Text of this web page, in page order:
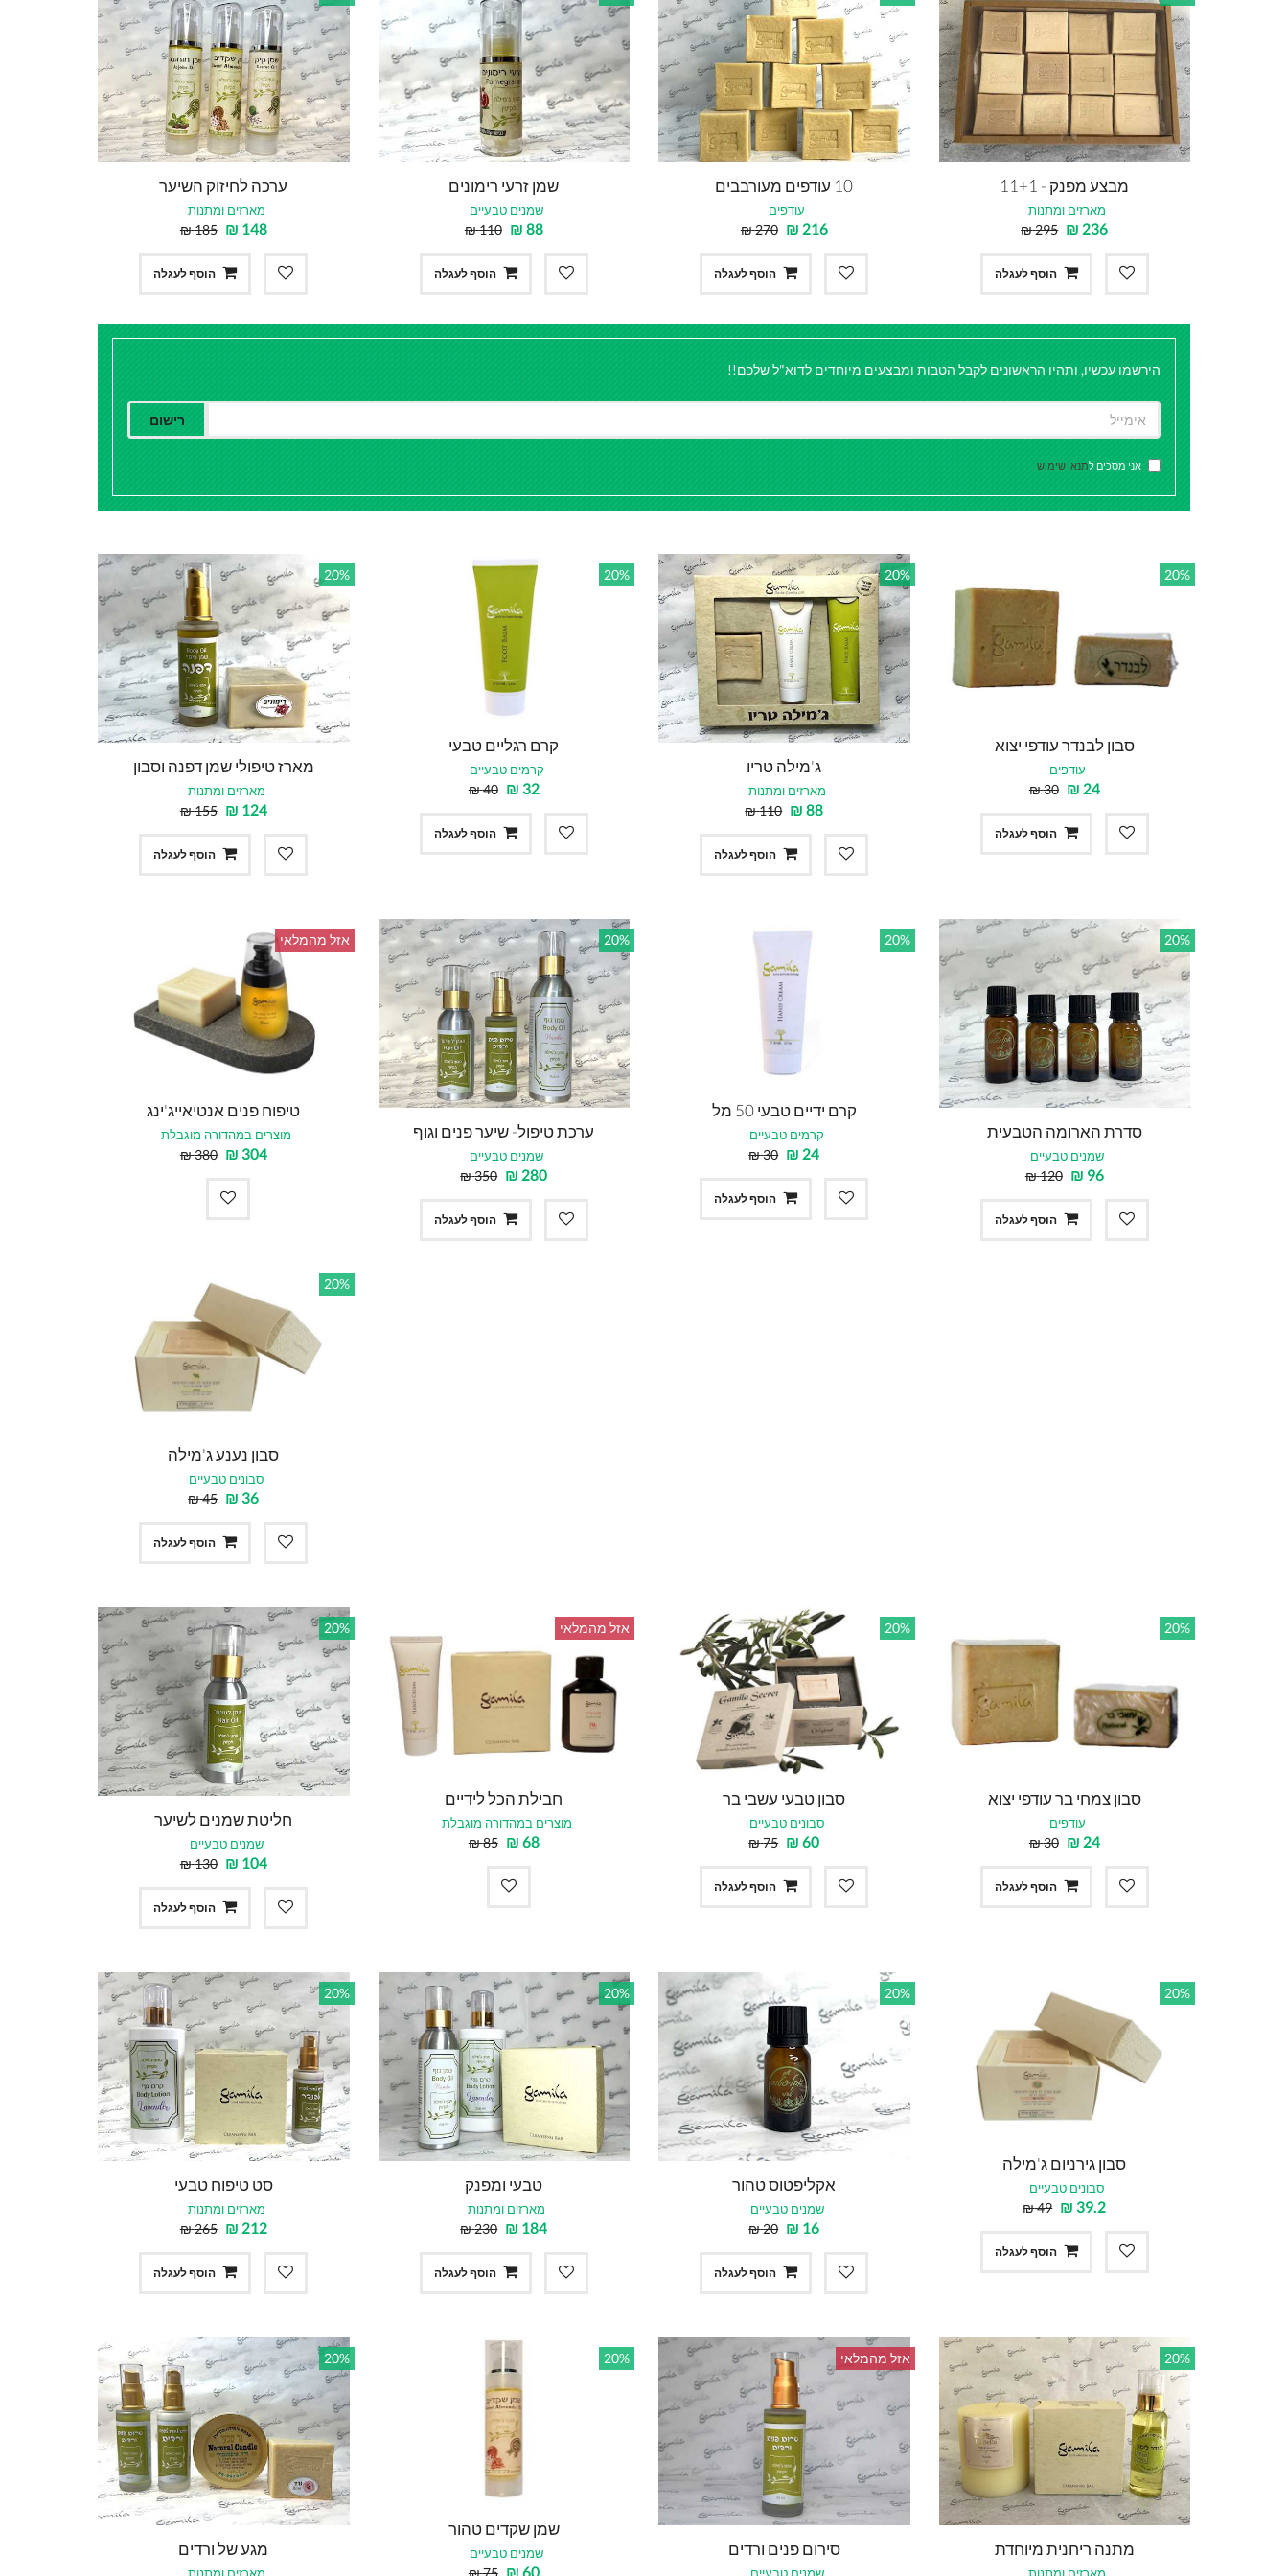
מבצע מפנק - 11+1
מארזים ומתנות
236
₪
295
₪
הוסף לעגלה
10 עודפים מעורבבים
עודפים
216
₪
270
₪
הוסף לעגלה
שמן זרעי רימונים
שמנים טבעיים
88
₪
110
₪
הוסף לעגלה
ערכה לחיזוק השיער
מארזים ומתנות
148
₪
185
₪
הוסף לעגלה
הירשמו עכשיו, ותהיו הראשונים לקבל הטבות ומבצעים מיוחדים לדוא"ל שלכם!!
רישום
אני מסכים לתנאי שימוש
20%
סבון לבנדר עודפי יצוא
עודפים
24
₪
30
₪
הוסף לעגלה
20%
ג'מילה טריו
מארזים ומתנות
88
₪
110
₪
הוסף לעגלה
20%
קרם רגליים טבעי
קרמים טבעיים
32
₪
40
₪
הוסף לעגלה
20%
מארז טיפולי שמן דפנה וסבון
מארזים ומתנות
124
₪
155
₪
הוסף לעגלה
20%
סדרת הארומה הטבעית
שמנים טבעיים
96
₪
120
₪
הוסף לעגלה
20%
קרם ידיים טבעי 50 מל
קרמים טבעיים
24
₪
30
₪
הוסף לעגלה
20%
ערכת טיפול- שיער פנים וגוף
שמנים טבעיים
280
₪
350
₪
הוסף לעגלה
אזל מהמלאי
טיפוח פנים אנטיאייג'ינג
מוצרים במהדורה מוגבלת
304
₪
380
₪
20%
סבון נענע ג'מילה
סבונים טבעיים
36
₪
45
₪
הוסף לעגלה
20%
סבון צמחי בר עודפי יצוא
עודפים
24
₪
30
₪
הוסף לעגלה
20%
סבון טבעי עשבי בר
סבונים טבעיים
60
₪
75
₪
הוסף לעגלה
אזל מהמלאי
חבילת הכל לידיים
מוצרים במהדורה מוגבלת
68
₪
85
₪
20%
חליטת שמנים לשיער
שמנים טבעיים
104
₪
130
₪
הוסף לעגלה
20%
סבון גירניום ג'מילה
סבונים טבעיים
39.2
₪
49
₪
הוסף לעגלה
20%
אקליפטוס טהור
שמנים טבעיים
16
₪
20
₪
הוסף לעגלה
20%
טבעי ומפנק
מארזים ומתנות
184
₪
230
₪
הוסף לעגלה
20%
סט טיפוח טבעי
מארזים ומתנות
212
₪
265
₪
הוסף לעגלה
20%
מתנה ריחנית מיוחדת
אזל מהמלאי
סירום פנים ורדים
20%
שמן שקדים טהור
שמנים טבעיים
60
₪
75
₪
20%
מגע של ורדים